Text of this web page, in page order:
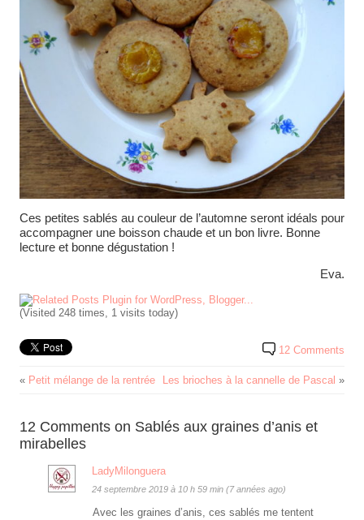
Ces petites sablés au couleur de l’automne seront idéals pour
accompagner une boisson chaude et un bon livre. Bonne
lecture et bonne dégustation !
Eva.
(Visited 248 times, 1 visits today)
12 Comments
« Petit mélange de la rentrée Les brioches à la cannelle de Pascal »
12 Comments on Sablés aux graines d’anis et
mirabelles
LadyMilonguera
24 septembre 2019 à 10 h 59 min (7 années ago)
Avec les graines d’anis, ces sablés me tentent